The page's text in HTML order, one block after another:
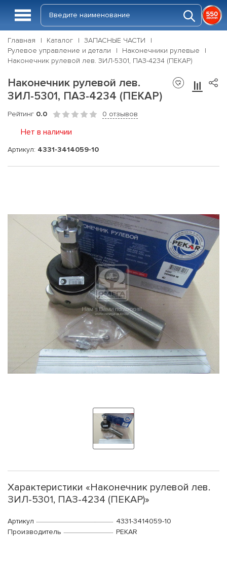
Главная Каталог
ЗАПАСНЫЕ ЧАСТИ
Рулевое управление и детали
Наконечники рулевые
Наконечник рулевой лев. ЗИЛ-5301, ПАЗ-4234 (ПЕКАР)
Наконечник рулевой лев.
ЗИЛ-5301, ПАЗ-4234 (ПЕКАР)
Рейтинг 0.0 0 отзывов
Нет в наличии
Артикул: 4331-3414059-10
Характеристики «Наконечник рулевой лев.
ЗИЛ-5301, ПАЗ-4234 (ПЕКАР)»
Артикул
4331-3414059-10
Производитель
PEKAR